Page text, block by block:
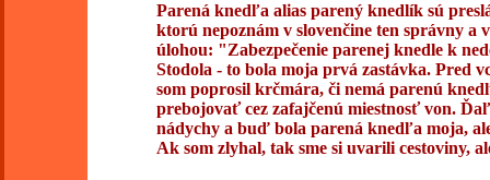
Parená knedľa alias parený knedlík sú
ktorú nepoznám v slovenčine ten správny a
úlohou: "Zabezpečenie parenej knedle k
Stodola - to bola moja prvá zastávka. Pred
som poprosil krčmára, či nemá parenú
prebojovať cez zafajčenú miestnosť von.
nádychy a buď bola parená knedľa moja,
Ak som zlyhal, tak sme si uvarili cestoviny,